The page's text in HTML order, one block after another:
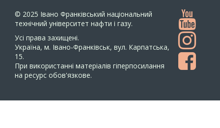
© 2025 Івано Франківський національний
технічний університет нафти і газу.
Усi права захищенi.
Україна, м. Івано-Франківськ, вул. Карпатська,
15.
При використанні матеріалів гіперпосилання
на ресурс обов'язкове.